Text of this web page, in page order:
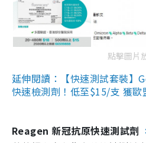
點擊圖片
延伸閱讀：【快速測試套裝】
快速檢測劑！低至$15/支 獲歐
Reagen 新冠抗原快速測試劑